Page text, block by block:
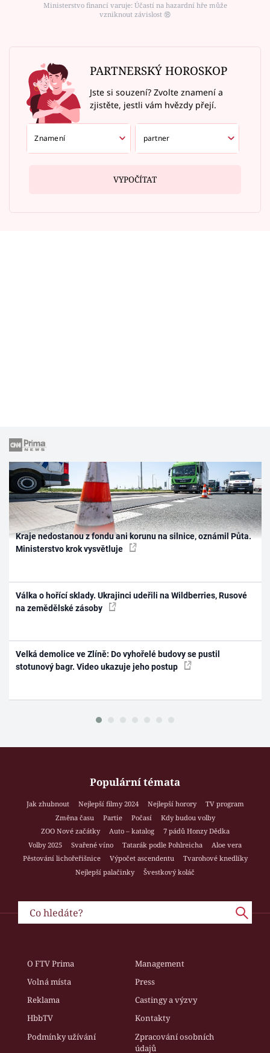
Ministerstvo financí varuje: Účastí na hazardní hře může
vzniknout závislost ⑱
PARTNERSKÝ HOROSKOP
Jste si souzení? Zvolte znamení a
zjistěte, jestli vám hvězdy přejí.
VYPOČÍTAT
Kraje nedostanou z fondu ani korunu na silnice, oznámil Půta.
Ministerstvo krok vysvětluje
Válka o hořící sklady. Ukrajinci udeřili na Wildberries, Rusové
na zemědělské zásoby
Velká demolice ve Zlíně: Do vyhořelé budovy se pustil
stotunový bagr. Video ukazuje jeho postup
Populární témata
Jak zhubnout Nejlepší filmy 2024 Nejlepší horory
TV program
Změna času
Partie Počasí
Kdy budou volby
ZOO Nové začátky
Auto – katalog
7 pádů Honzy Dědka
Volby 2025
Svařené víno Tatarák podle Pohlreicha
Aloe vera
Pěstování lichořeřišnice
Výpočet ascendentu
Tvarohové knedlíky
Nejlepší palačinky
Švestkový koláč
O FTV Prima
Management
Volná místa
Press
Reklama
Castingy a výzvy
HbbTV
Kontakty
Podmínky užívání
Zpracování osobních
údajů